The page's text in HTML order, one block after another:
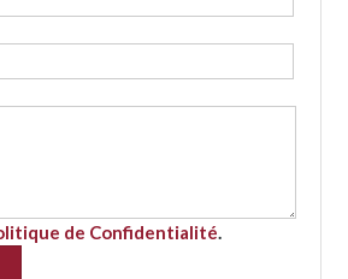
de Confidentialité.